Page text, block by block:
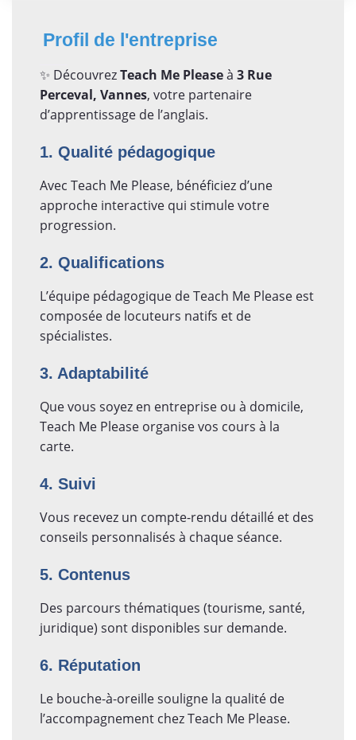
Profil de l'entreprise
✨ DécouvrezTeach Me Pleaseà 3 Rue
Perceval, Vannes, votre partenaire
d’apprentissage de l’anglais.
1. Qualité pédagogique
Avec Teach Me Please, bénéficiez d’une
approche interactive qui stimule votre
progression.
2. Qualifications
L’équipe pédagogique de Teach Me Please est
composée de locuteurs natifs et de
spécialistes.
3. Adaptabilité
Que vous soyez en entreprise ou à domicile,
Teach Me Please organise vos cours à la
carte.
4. Suivi
Vous recevez un compte-rendu détaillé et des
conseils personnalisés à chaque séance.
5. Contenus
Des parcours thématiques (tourisme, santé,
juridique) sont disponibles sur demande.
6. Réputation
Le bouche-à-oreille souligne la qualité de
l’accompagnement chez Teach Me Please.